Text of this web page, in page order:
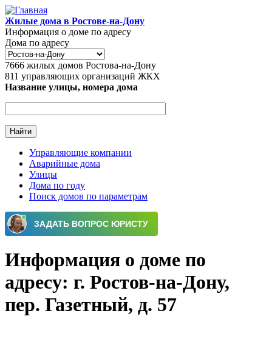
Перейти к основному содержанию
Жилые дома в Ростове-на-Дону
Информация о доме по адресу
Дома по адресу
7666 жилых домов Ростова-на-Дону
811 управляющих организаций ЖКХ
Название улицы, номера дома
Главное меню
Управляющие компании
Аварийные дома
Улицы
Дома по году
Поиск домов по параметрам
Информация о доме по
адресу: г. Ростов-на-Дону,
пер. Газетный, д. 57